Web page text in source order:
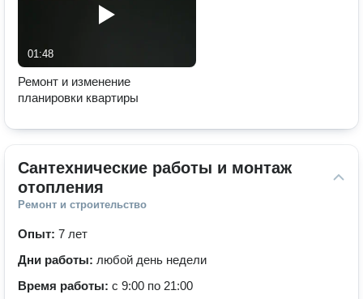
01:48
Ремонт и изменение
планировки квартиры
Сантехнические работы и монтаж
отопления
Ремонт и строительство
Опыт: 7 лет
Дни работы: любой день недели
Время работы: с 9:00 по 21:00